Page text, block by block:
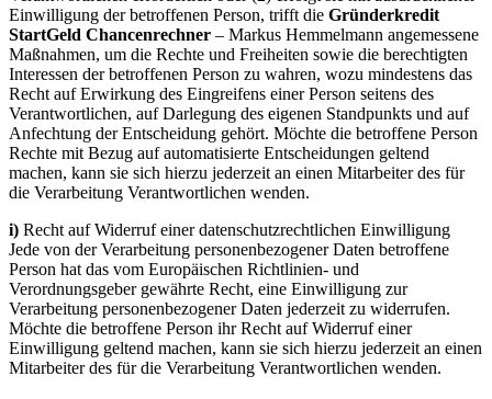
Einwilligung der betroffenen Person, trifft die Gründerkredit
StartGeld Chancenrechner – Markus Hemmelmann angemessene
Maßnahmen, um die Rechte und Freiheiten sowie die berechtigten
Interessen der betroffenen Person zu wahren, wozu mindestens das
Recht auf Erwirkung des Eingreifens einer Person seitens des
Verantwortlichen, auf Darlegung des eigenen Standpunkts und auf
Anfechtung der Entscheidung gehört. Möchte die betroffene Person
Rechte mit Bezug auf automatisierte Entscheidungen geltend
machen, kann sie sich hierzu jederzeit an einen Mitarbeiter des für
die Verarbeitung Verantwortlichen wenden.
i) Recht auf Widerruf einer datenschutzrechtlichen Einwilligung
Jede von der Verarbeitung personenbezogener Daten betroffene
Person hat das vom Europäischen Richtlinien- und
Verordnungsgeber gewährte Recht, eine Einwilligung zur
Verarbeitung personenbezogener Daten jederzeit zu widerrufen.
Möchte die betroffene Person ihr Recht auf Widerruf einer
Einwilligung geltend machen, kann sie sich hierzu jederzeit an einen
Mitarbeiter des für die Verarbeitung Verantwortlichen wenden.